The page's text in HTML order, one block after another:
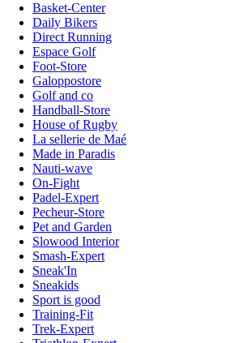
Basket-Center
Daily Bikers
Direct Running
Espace Golf
Foot-Store
Galoppostore
Golf and co
Handball-Store
House of Rugby
La sellerie de Maé
Made in Paradis
Nauti-wave
On-Fight
Padel-Expert
Pecheur-Store
Pet and Garden
Slowood Interior
Smash-Expert
Sneak'In
Sneakids
Sport is good
Training-Fit
Trek-Expert